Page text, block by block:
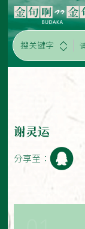
搜关键字
谢灵运
分享至：